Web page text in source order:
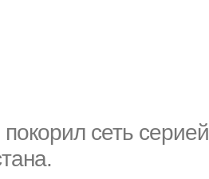
сеть серией